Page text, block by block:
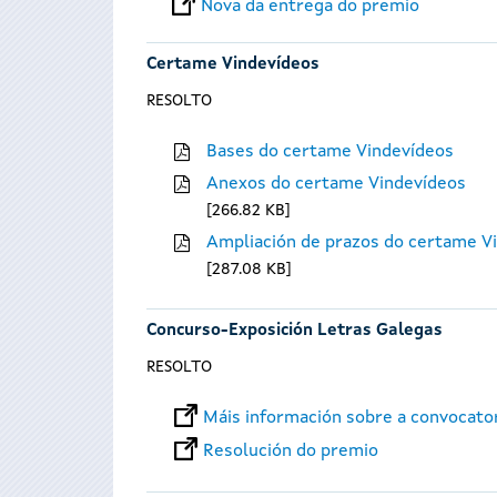
Nova da entrega do premio
Certame Vindevídeos
RESOLTO
Bases do certame Vindevídeos
Anexos do certame Vindevídeos
266.82 KB
Ampliación de prazos do certame
287.08 KB
Concurso-Exposición Letras Galegas
RESOLTO
Máis información sobre a
Resolución do premio